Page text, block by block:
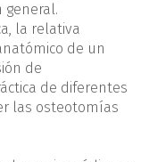
general.
la relativa
de un
de
de diferentes
las osteotomías